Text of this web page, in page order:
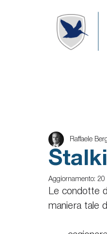
Raffaele
Aggiornamento: 20
Le condotte
maniera tale